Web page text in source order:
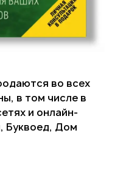
во всех
в том числе в
и онлайн-
Буквоед, Дом